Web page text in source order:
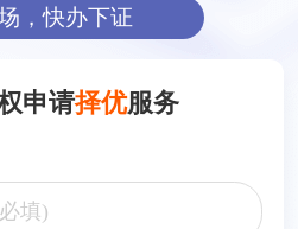
，快办下证
申请择优服务